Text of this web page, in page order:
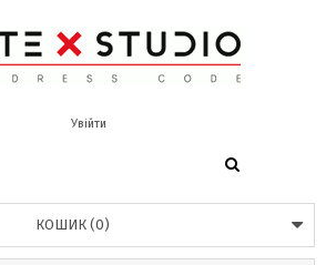
Увійти
КОШИК (0)